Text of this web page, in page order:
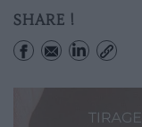
SHARE !